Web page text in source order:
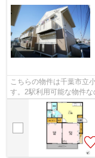
こちらの物件は千葉市立
す。2駅利用可能な物件
間です。インターネット